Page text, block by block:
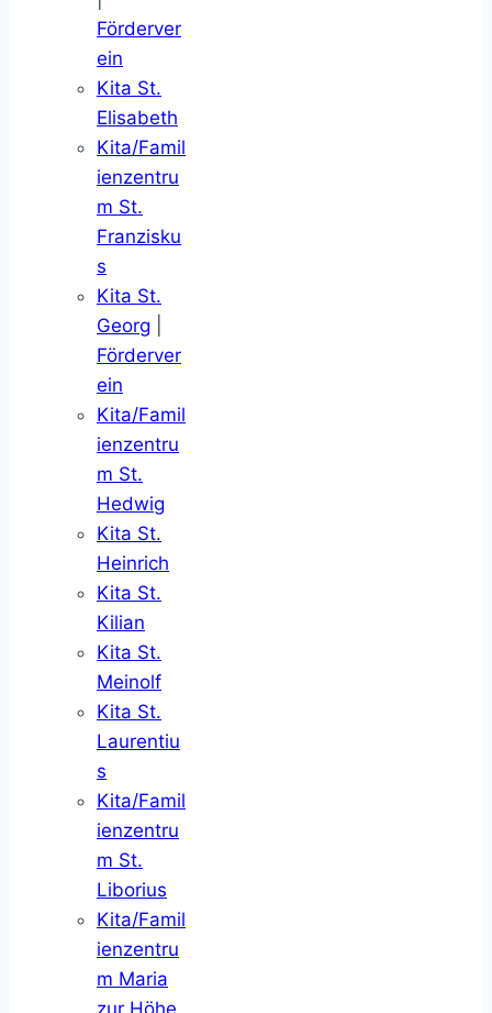
Förderver
ein
Kita St.
Elisabeth
Kita/Famil
ienzentru
m St.
Franzisku
s
Kita St.
Georg
Förderver
ein
Kita/Famil
ienzentru
m St.
Hedwig
Kita St.
Heinrich
Kita St.
Kilian
Kita St.
Meinolf
Kita St.
Laurentiu
s
Kita/Famil
ienzentru
m St.
Liborius
Kita/Famil
ienzentru
m Maria
zur Höhe